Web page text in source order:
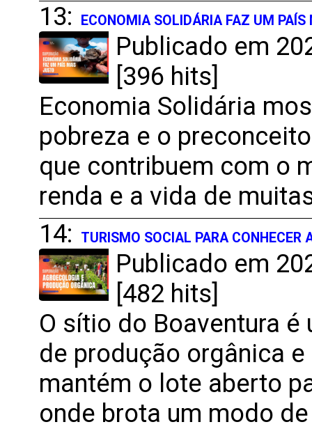
13:
ECONOMIA SOLIDÁRIA FAZ UM
Publicado em
[396 hits]
Economia Solidária
pobreza e o
que contribuem com o
renda e a vida de
14:
TURISMO SOCIAL PARA CONHECER
Publicado em
[482 hits]
O sítio do Boaventura
de produção orgânica
mantém o lote aberto
onde brota um modo